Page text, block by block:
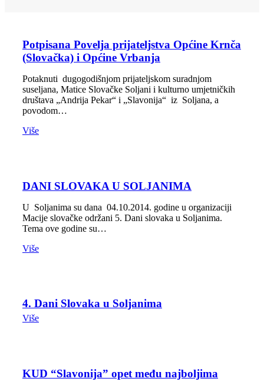
Potpisana Povelja prijateljstva Općine Krnča
(Slovačka) i Općine Vrbanja
Potaknuti dugogodišnjom prijateljskom suradnjom
suseljana, Matice Slovačke Soljani i kulturno umjetničkih
društava „Andrija Pekar“ i „Slavonija“ iz Soljana, a
povodom…
Više
DANI SLOVAKA U SOLJANIMA
U Soljanima su dana 04.10.2014. godine u organizaciji
Macije slovačke održani 5. Dani slovaka u Soljanima.
Tema ove godine su…
Više
4. Dani Slovaka u Soljanima
Više
KUD “Slavonija” opet među najboljima